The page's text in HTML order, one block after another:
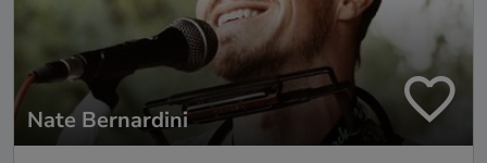
Nate Bernardini